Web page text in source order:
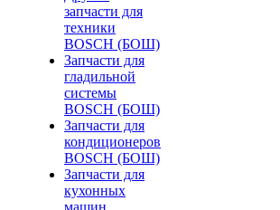
запчасти для
техники
BOSCH (БОШ)
Запчасти для
гладильной
системы
BOSCH (БОШ)
Запчасти для
кондиционеров
BOSCH (БОШ)
Запчасти для
кухонных